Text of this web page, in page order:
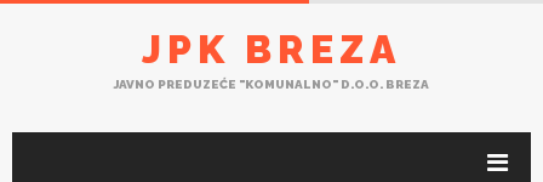
JPK BREZA
JAVNO PREDUZEĆE "KOMUNALNO" D.O.O. BREZA